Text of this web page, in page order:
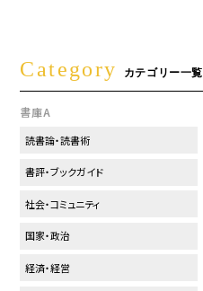
Category カテゴリー一覧
書庫A
読書論・読書術
書評・ブックガイド
社会・コミュニティ
国家・政治
経済・経営